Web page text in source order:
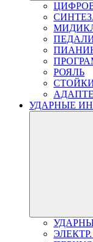
РОЯЛЬ
УДАРНЫЕ